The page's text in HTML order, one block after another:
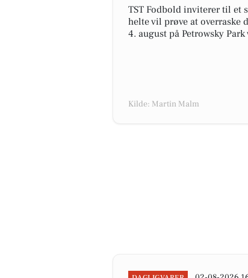
TST Fodbold inviterer til et
helte vil prøve at overraske
4. august på Petrowsky
Kilde: Martin Malm